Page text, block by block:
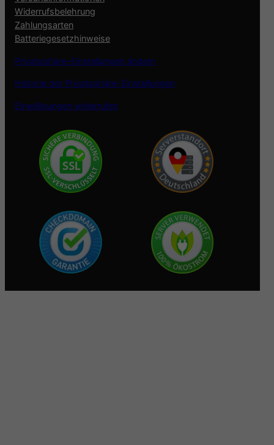
Widerrufsbelehrung
Zahlungsarten
Batteriegesetzhinweise
Privatsphäre-Einstellungen ändern
Historie der Privatsphäre-Einstellungen
Einwilligungen widerrufen